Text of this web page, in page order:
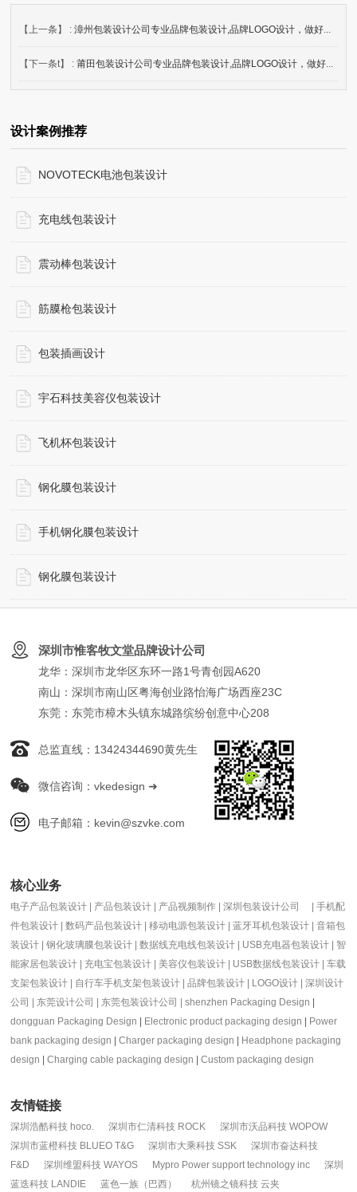
【上一条】 :漳州包装设计公司专业品牌包装设计,品牌LOGO设计，做好产品包装就需要注意以下几点
【下一条t】 :莆田包装设计公司专业品牌包装设计,品牌LOGO设计，做好产品包装就需要注意以下几点
设计案例推荐
NOVOTECK电池包装设计
充电线包装设计
震动棒包装设计
筋膜枪包装设计
包装插画设计
宇石科技美容仪包装设计
飞机杯包装设计
钢化膜包装设计
手机钢化膜包装设计
钢化膜包装设计
深圳市惟客牧文堂品牌设计公司
龙华：深圳市龙华区东环一路1号青创园A620
南山：深圳市南山区粤海创业路怡海广场西座23C
东莞：东莞市樟木头镇东城路缤纷创意中心208
总监直线：13424344690黄先生
微信咨询：vkedesign ➜
电子邮箱：kevin@szvke.com
核心业务
电子产品包装设计 | 产品包装设计 | 产品视频制作 | 深圳包装设计公司 |手机配
件包装设计 |数码产品包装设计 |移动电源包装设计 |蓝牙耳机包装设计 |音箱包
装设计 |钢化玻璃膜包装设计 |数据线充电线包装设计 | USB充电器包装设计 | 智
能家居包装设计 | 充电宝包装设计 |美容仪包装设计 | USB数据线包装设计 |车载
支架包装设计 | 自行车手机支架包装设计 |品牌包装设计 | LOGO设计 |深圳设计
公司 | 东莞设计公司 | 东莞包装设计公司 |shenzhen Packaging Design |
dongguan Packaging Design | Electronic product packaging design | Power
bank packaging design |Charger packaging design | Headphone packaging
design |Charging cable packaging design |Custom packaging design
友情链接
深圳浩酷科技 hoco. 深圳市仁清科技 ROCK
深圳市沃品科技 WOPOW
深圳市蓝橙科技 BLUEO T&G
深圳市大乘科技 SSK
深圳市奋达科技
F&D
深圳维盟科技 WAYOS Mypro Power support technology inc
深圳
蓝迭科技 LANDIE
蓝色一族（巴西） 杭州镜之镜科技 云夹